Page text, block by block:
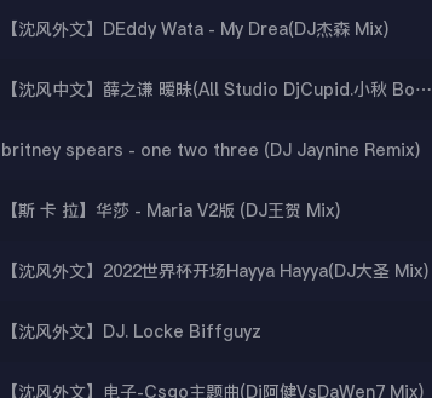
【沈风外文】DEddy Wata - My Drea(DJ杰森 Mix)
【沈风中文】薛之谦 暧昧(All Studio DjCupid.小秋 Bootleg)
britney spears - one two three (DJ Jaynine Remix)
【斯 卡 拉】华莎 - Maria V2版 (DJ王贺 Mix)
【沈风外文】2022世界杯开场Hayya Hayya(DJ大圣 Mix)
【沈风外文】DJ. Locke Biffguyz
【沈风外文】电子-Csgo主题曲(Dj阿健VsDaWen7 Mix)